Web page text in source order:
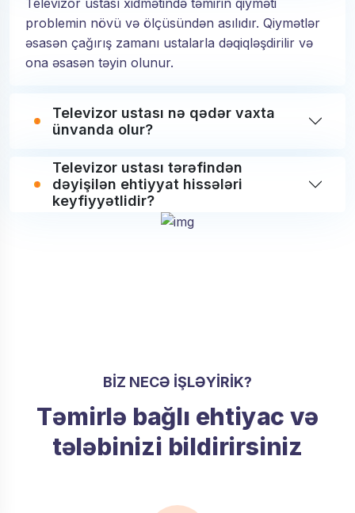
problemin növü və ölçüsündən asılıdır. Qiymətlər
əsasən çağırış zamanı ustalarla dəqiqləşdirilir və
ona əsasən təyin olunur.
Televizor ustası nə qədər vaxta
ünvanda olur?
Televizor ustası tərəfindən
dəyişilən ehtiyyat hissələri
keyfiyyətlidir?
BIZ NECƏ IŞLƏYIRIK?
Təmirlə bağlı ehtiyac və
tələbinizi bildirirsiniz